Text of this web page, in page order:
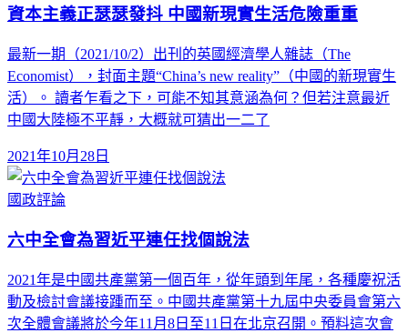
資本主義正瑟瑟發抖 中國新現實生活危險重重
最新一期（2021/10/2）出刊的英國經濟學人雜誌（The
Economist），封面主題“China’s new reality”（中國的新現實生
活）。 讀者乍看之下，可能不知其意涵為何？但若注意最近
中國大陸極不平靜，大概就可猜出一二了
2021年10月28日
國政評論
六中全會為習近平連任找個說法
2021年是中國共產黨第一個百年，從年頭到年尾，各種慶祝活
動及檢討會議接踵而至。中國共產黨第十九屆中央委員會第六
次全體會議將於今年11月8日至11日在北京召開。預料這次會